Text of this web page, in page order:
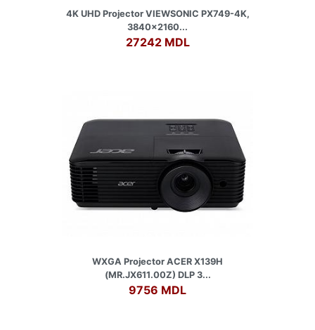
4K UHD Projector VIEWSONIC PX749-4K,
3840x2160...
27242 MDL
WXGA Projector ACER X139H
(MR.JX611.00Z) DLP 3...
9756 MDL